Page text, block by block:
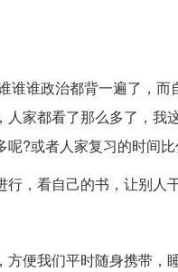
谁政治都背一遍了，而
家都看了那么多了，我
?或者人家复习的时间
，看自己的书，让别人
便我们平时随身携带，